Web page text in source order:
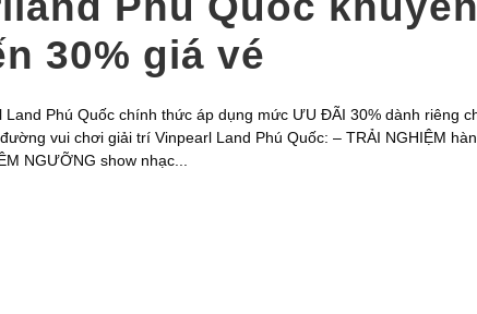
30% giá vé
Phú Quốc chính thức áp dụng mức ƯU ĐÃI 30% dành riêng
vui chơi giải trí Vinpearl Land Phú Quốc: – TRẢI NGHIỆM
NGƯỠNG show nhạc...